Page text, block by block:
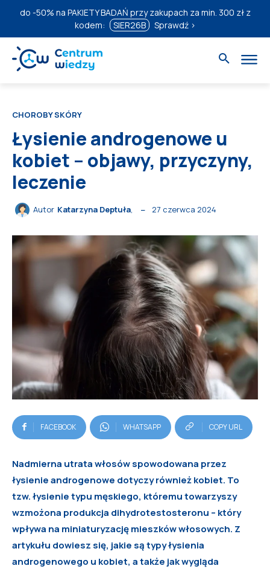
do -50% na PAKIETY BADAŃ przy zakupach za min. 300 zł z
kodem:
SIER26B Sprawdź ›
CHOROBY SKÓRY
Łysienie androgenowe u
kobiet – objawy, przyczyny,
leczenie
Autor Katarzyna Deptuła, 27 czerwca 2024
FACEBOOK WHATSAPP COPY URL
Nadmierna utrata włosów spowodowana przez
łysienie androgenowe dotyczy również kobiet. To
tzw. łysienie typu męskiego, któremu towarzyszy
wzmożona produkcja dihydrotestosteronu – który
wpływa na miniaturyzację mieszków włosowych. Z
artykułu dowiesz się, jakie są typy łysienia
androgenowego u kobiet, a także jak wygląda